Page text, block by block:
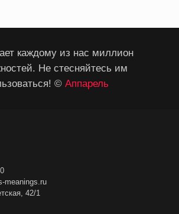
каждому из нас миллион
Не стесняйтесь им
© Аппарель
meanings.ru
42/1